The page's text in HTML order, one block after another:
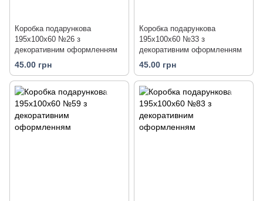
Коробка подарункова
195х100х60 №26 з
декоративним оформленням
45.00 грн
Коробка подарункова
195х100х60 №33 з
декоративним оформленням
45.00 грн